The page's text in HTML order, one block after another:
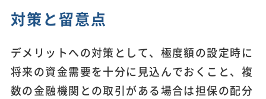
対策と留意点
デメリットへの対策として、極度額の設定時に
将来の資金需要を十分に見込んでおくこと、複
数の金融機関との取引がある場合は担保の配分